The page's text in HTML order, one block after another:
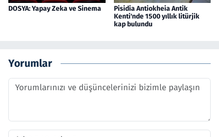
DOSYA: Yapay Zeka ve Sinema
Pisidia Antiokheia Antik
Kenti'nde 1500 yıllık litürjik
kap bulundu
Yorumlar